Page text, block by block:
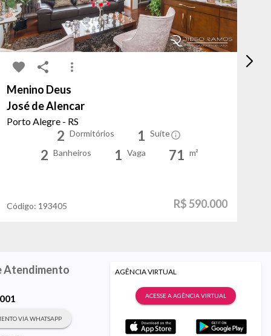
Menino Deus
José de Alencar
Porto Alegre - RS
2 Dormitórios 1 Suíte
2 Banheiros 1 Vaga 71 m²
Código: 193405 R$ 590.000
Atendimento
VIA WHATSAPP
AGÊNCIA VIRTUAL
ACESSE A AGÊNCIA VIRTUAL